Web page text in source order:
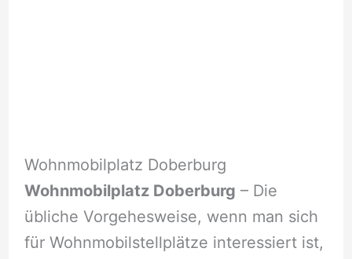
Wohnmobilplatz Doberburg
Wohnmobilplatz Doberburg – Die
übliche Vorgehesweise, wenn man sich
für Wohnmobilstellplätze interessiert ist,